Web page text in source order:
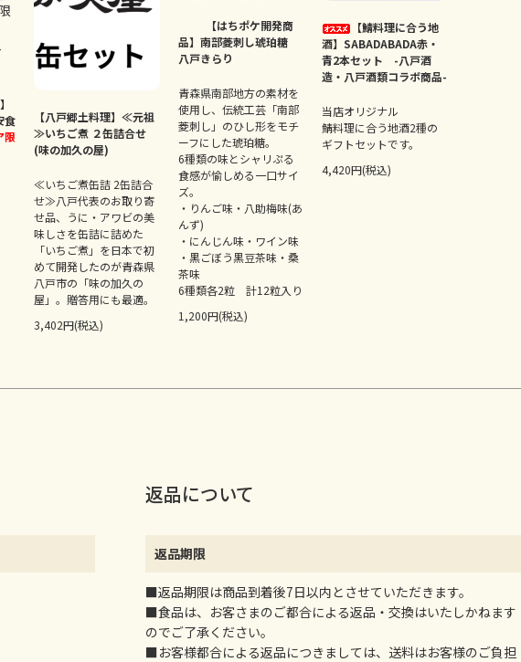
食
限
【八戸郷土料理】≪元祖
≫いちご煮 ２缶詰合せ
(味の加久の屋)
≪いちご煮缶詰 2缶詰合
せ≫八戸代表のお取り寄
せ品、うに・アワビの美
味しさを缶詰に詰めた
「いちご煮」を日本で初
めて開発したのが青森県
八戸市の「味の加久の
屋」。贈答用にも最適。
3,402円(税込)
【はちポケ開発商
品】南部菱刺し琥珀糖
八戸きらり
青森県南部地方の素材を
使用し、伝統工芸「南部
菱刺し」のひし形をモチ
ーフにした琥珀糖。
6種類の味とシャリぷる
食感が愉しめる一口サイ
ズ。
・りんご味・八助梅味(あ
んず)
・にんじん味・ワイン味
・黒ごぼう黒豆茶味・桑
茶味
6種類各2粒 計12粒入り
1,200円(税込)
【鯖料理に合う地
酒】SABADABADA赤・
青2本セット -八戸酒
造・八戸酒類コラボ商品-
当店オリジナル
鯖料理に合う地酒2種の
ギフトセットです。
4,420円(税込)
返品について
返品期限
■返品期限は商品到着後7日以内とさせていただきます。
■食品は、お客さまのご都合による返品・交換はいたしかねます
のでご了承ください。
■お客様都合による返品につきましては、送料はお客様のご負担